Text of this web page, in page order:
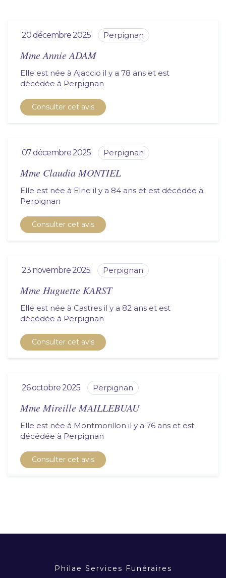
20 décembre 2025 perpignan
Mme Annie ADAM
Elle est née à Ajaccio il y a 78 ans et est
décédée à
perpignan
Consulter cet avis
07 décembre 2025 perpignan
Mme Claudia MONTIEL
Elle est née à Elne il y a 84 ans et est décédée à
perpignan
Consulter cet avis
23 novembre 2025 perpignan
Mme Huguette KARST
Elle est née à Castres il y a 82 ans et est
décédée à
perpignan
Consulter cet avis
26 octobre 2025 perpignan
Mme Mireille MAILLEBUAU
Elle est née à Montmorillon il y a 76 ans et est
décédée à
perpignan
Consulter cet avis
Philae Services Funéraires